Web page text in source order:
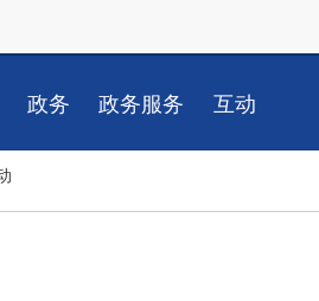
政务 政务服务
互动